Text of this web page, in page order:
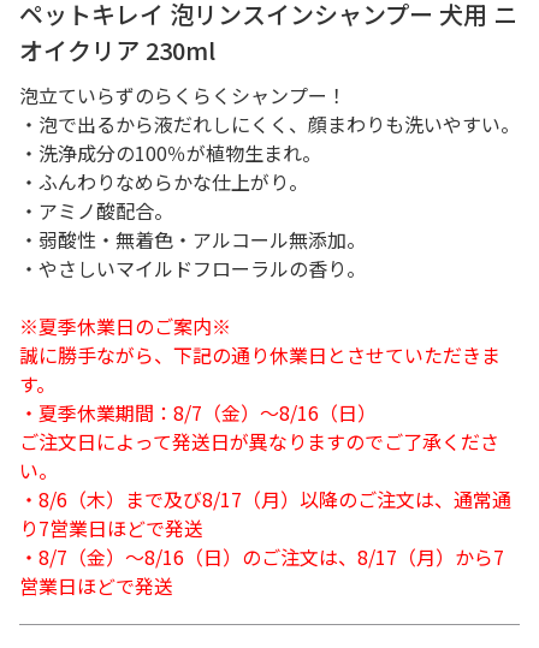
ペットキレイ 泡リンスインシャンプー 犬用 ニ
オイクリア 230ml
泡立ていらずのらくらくシャンプー！
・泡で出るから液だれしにくく、顔まわりも洗いやすい。
・洗浄成分の100％が植物生まれ。
・ふんわりなめらかな仕上がり。
・アミノ酸配合。
・弱酸性・無着色・アルコール無添加。
・やさしいマイルドフローラルの香り。
※夏季休業日のご案内※
誠に勝手ながら、下記の通り休業日とさせていただきま
す。
・夏季休業期間：8/7（金）～8/16（日）
ご注文日によって発送日が異なりますのでご了承くださ
い。
・8/6（木）まで及び8/17（月）以降のご注文は、通常通
り7営業日ほどで発送
・8/7（金）～8/16（日）のご注文は、8/17（月）から7
営業日ほどで発送